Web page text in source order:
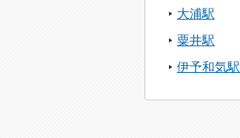
大浦駅
粟井駅
伊予和気駅